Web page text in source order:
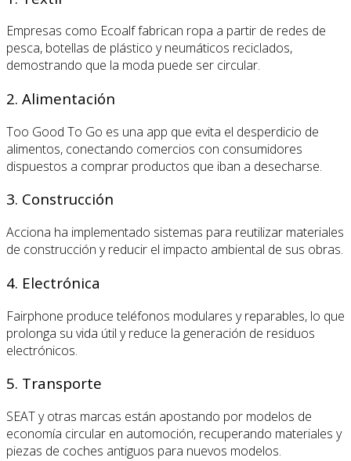
Empresas como Ecoalf fabrican ropa a partir de redes de
pesca, botellas de plástico y neumáticos reciclados,
demostrando que la moda puede ser circular.
2. Alimentación
Too Good To Go es una app que evita el desperdicio de
alimentos, conectando comercios con consumidores
dispuestos a comprar productos que iban a desecharse.
3. Construcción
Acciona ha implementado sistemas para reutilizar materiales
de construcción y reducir el impacto ambiental de sus obras.
4. Electrónica
Fairphone produce teléfonos modulares y reparables, lo que
prolonga su vida útil y reduce la generación de residuos
electrónicos.
5. Transporte
SEAT y otras marcas están apostando por modelos de
economía circular en automoción, recuperando materiales y
piezas de coches antiguos para nuevos modelos.